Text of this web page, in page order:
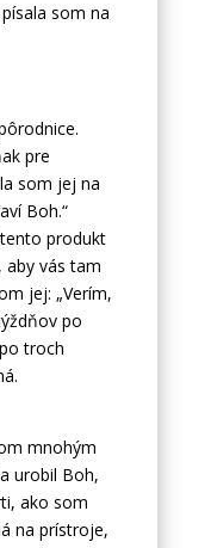
som na
pre
som jej na
Boh.“
produkt
aby vás tam
jej: „Verím,
po
troch
mnohým
urobil Boh,
ako som
na prístroje,